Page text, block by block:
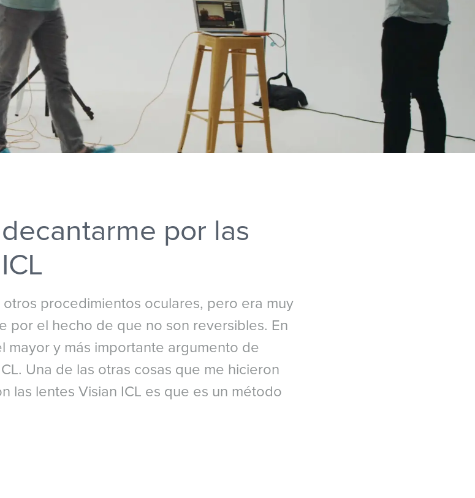
por las
procedimientos oculares, pero era muy
por el hecho de que no son reversibles. En
mayor y más importante argumento de
Una de las otras cosas que me hicieron
las lentes Visian ICL es que es un método